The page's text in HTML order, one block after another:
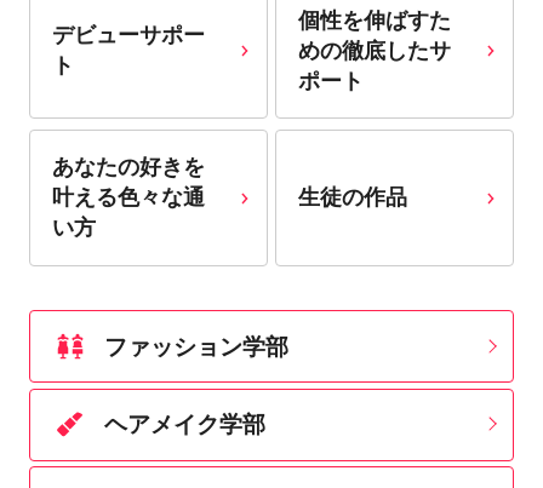
デビューサポー
ト
個性を伸ばすた
めの徹底したサ
ポート
あなたの好きを
叶える⾊々な通
い⽅
生徒の作品
ファッション学部
ヘアメイク学部